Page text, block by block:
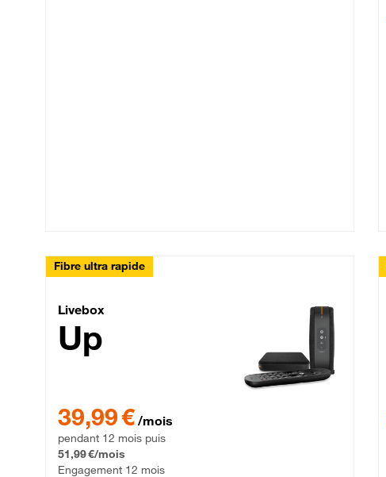
Fibre ultra rapide
Livebox Up Fibre
Livebox
Up
39,99 € /mois
pendant 12 mois puis
51,99 €/mois
Engagement 12 mois